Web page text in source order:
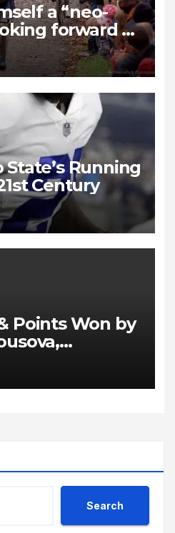
a “neo-
forward to
two rascals,”
and Mathieu
unrealistic
them.”
Running
Century
Points Won by
& Co at
2024
Glory: Berlin
Search